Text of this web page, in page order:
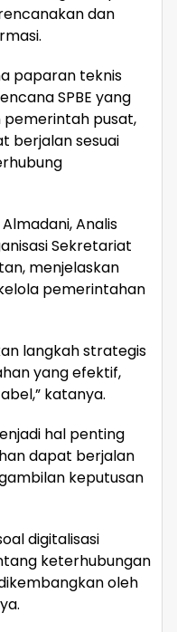
dan
paparan teknis
SPBE yang
pemerintah pusat,
berjalan sesuai
Analis
Sekretariat
menjelaskan
pemerintahan
langkah strategis
yang efektif,
katanya.
hal penting
dapat berjalan
keputusan
digitalisasi
keterhubungan
oleh